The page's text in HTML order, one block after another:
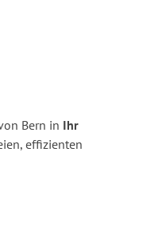
Bern in Ihr
effizienten